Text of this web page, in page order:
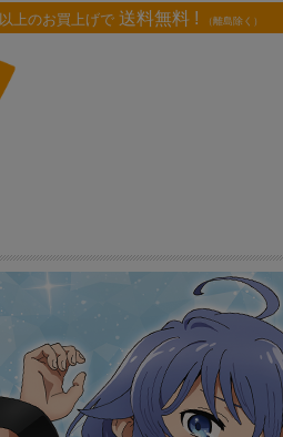
以上のお買上げで 送料無料 ! （離島除く）